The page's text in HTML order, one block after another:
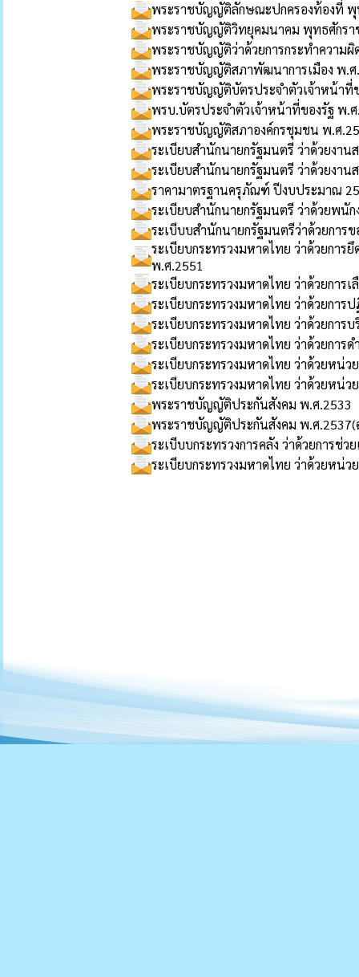
พระราชบัญญัติลักษณะปกครองท้องที่
พระราชบัญญัติวิทยุคมนาคม พุทธศักร
พระราชบัญญัติว่าด้วยการกระทำความ
พระราชบัญญัติสภาพัฒนาการเมือง พ.
พระราชบัญญัติบัตรประจำตัวเจ้าหน้าที่
พรบ.บัตรประจำตัวเจ้าหน้าที่ของรัฐ พ.
พระราชบัญญัติสภาองค์กรชุมชน พ.ศ
ระเบียบสำนักนายกรัฐมนตรี ว่าด้วยงา
ระเบียบสำนักนายกรัฐมนตรี ว่าด้วยงา
ราคามาตรฐานครุภัณฑ์ ปีงบประมาณ
ระเบียบสำนักนายกรัฐมนตรี ว่าด้วยพนั
ระเบีบบสำนักนายกรัฐมนตรีว่าด้วยการ
ระเบียบกระทรวงมหาดไทย ว่าด้วยกา
พ.ศ.2551
ระเบียบกระทรวงมหาดไทย ว่าด้วยการ
ระเบียบกระทรวงมหาดไทย ว่าด้วยการ
ระเบียบกระทรวงมหาดไทย ว่าด้วยกา
ระเบียบกระทรวงมหาดไทย ว่าด้วยกา
ระเบียบกระทรวงมหาดไทย ว่าด้วยหน่
ระเบียบกระทรวงมหาดไทย ว่าด้วยหน่
พระราชบัญญัติประกันสังคม พ.ศ.2533
พระราชบัญญัติประกันสังคม พ.ศ
ระเบีบบกระทรวงการคลัง ว่าด้วยการ
ระเบียบกระทรวงมหาดไทย ว่าด้วยหน่